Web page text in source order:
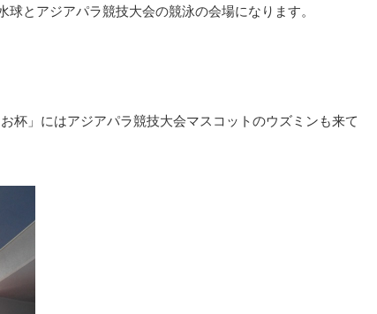
とアジアパラ競技大会の競泳の会場になります。
杯」にはアジアパラ競技大会マスコットのウズミンも来て